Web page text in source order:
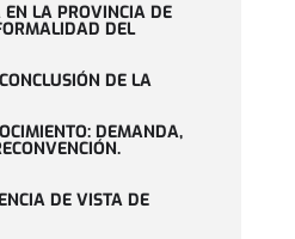
EN LA PROVINCIA DE
DEL
DE LA
DEMANDA,
DE VISTA DE